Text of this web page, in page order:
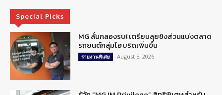
Special Picks
MG ลั่นกลองรบ! เตรียมลุยชิงส่วนแบ่งตลาด
รถยนต์กลุ่มไฮบริดเพิ่มขึ้น
รายงานพิเศษ August 5, 2026